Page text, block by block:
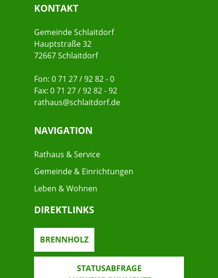
KONTAKT
Gemeinde Schlaitdorf
Hauptstraße 32
72667 Schlaitdorf
Fon: 0 71 27 / 92 82 - 0
Fax: 0 71 27 / 92 82 - 92
rathaus@schlaitdorf.de
NAVIGATION
Rathaus & Service
Gemeinde & Einrichtungen
Leben & Wohnen
DIREKTLINKS
BRENNHOLZ
STATUSABFRAGE